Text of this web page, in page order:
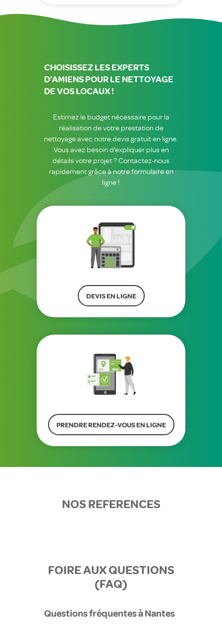
CHOISISSEZ LES EXPERTS
D’AMIENS POUR LE NETTOYAGE
DE VOS LOCAUX !
Estimez le budget nécessaire pour la
réalisation de votre prestation de
nettoyage avec notre devis gratuit en ligne.
Vous avez besoin d’expliquer plus en
détails votre projet ? Contactez-nous
rapidement grâce à notre formulaire en
ligne !
DEVIS EN LIGNE
PRENDRE RENDEZ-VOUS EN LIGNE
NOS REFERENCES
FOIRE AUX QUESTIONS
(FAQ)
Questions fréquentes à Nantes